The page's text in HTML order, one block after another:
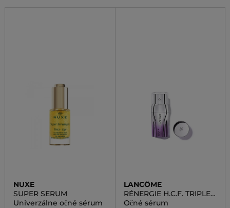
NUXE
SUPER SERUM
Univerzálne očné sérum
LANCÔME
RÉNERGIE H.C.F. TRIPLE
SERUM YEUX
Očné sérum